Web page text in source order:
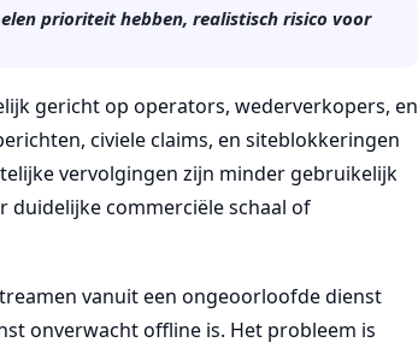
prioriteit hebben, realistisch risico voor
gericht op operators, wederverkopers, en
civiele claims, en siteblokkeringen
vervolgingen zijn minder gebruikelijk
duidelijke commerciële schaal of
vanuit een ongeoorloofde dienst
onverwacht offline is. Het probleem is